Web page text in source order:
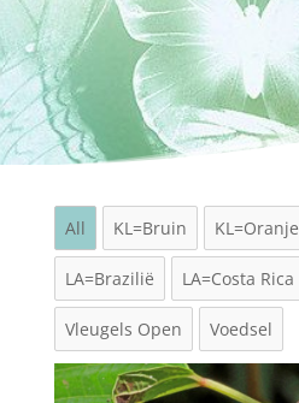
All KL=Bruin KL=Oranje
LA=Brazilië LA=Costa Rica
Vleugels Open Voedsel